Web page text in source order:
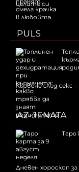
целите си
PULS
Кървене след секс
AZ-JENATA
Таро
Дневен хороскоп